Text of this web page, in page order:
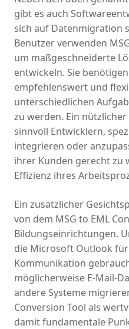
gibt es auch
sich auf Datenmigration
Benutzer verwenden
um maßgeschneiderte
entwickeln. Sie
empfehlenswert und
unterschiedlichen
zu werden. Ein nützlicher
sinnvoll Entwicklern,
integrieren oder
ihrer Kunden gerecht zu
Effizienz ihres
Ein zusätzlicher
von dem MSG to EML
Bildungseinrichtungen.
die Microsoft Outlook
Kommunikation
möglicherweise E-Mail-
andere Systeme
Conversion Tool als
damit fundamentale